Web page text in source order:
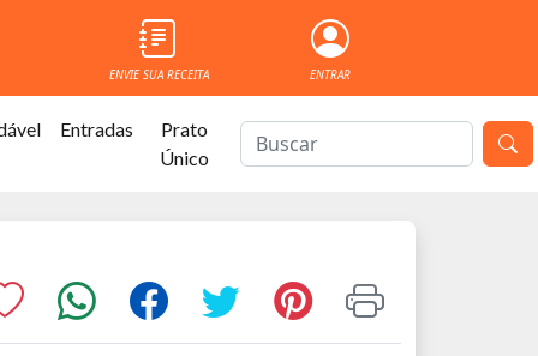
ENVIE SUA RECEITA ENTRAR
Entradas
Prato
Único